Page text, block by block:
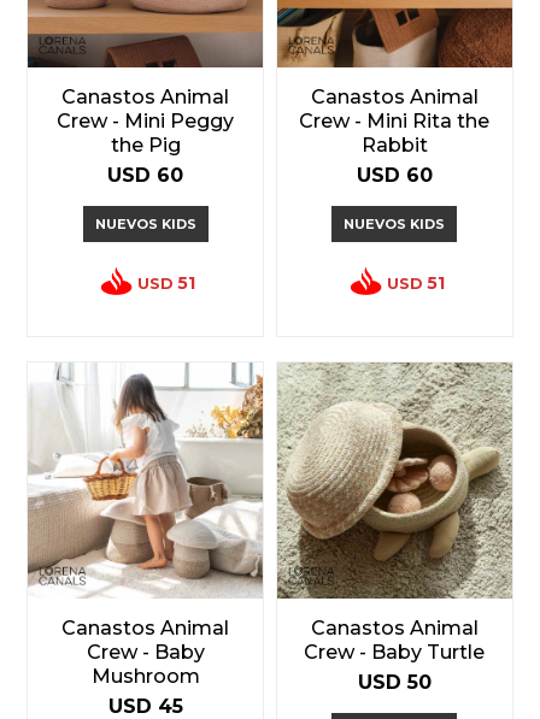
Canastos Animal
Crew - Mini Peggy
the Pig
USD 60
NUEVOS KIDS
USD 51
Canastos Animal
Crew - Mini Rita the
Rabbit
USD 60
NUEVOS KIDS
USD 51
Canastos Animal
Crew - Baby
Mushroom
USD 45
Canastos Animal
Crew - Baby Turtle
USD 50